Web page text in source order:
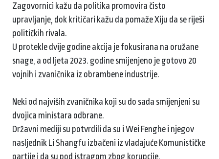
Zagovornici kažu da politika promovira čisto
upravljanje, dok kritičari kažu da pomaže Xiju da se riješi
političkih rivala.
U protekle dvije godine akcija je fokusirana na oružane
snage, a od ljeta 2023. godine smijenjeno je gotovo 20
vojnih i zvaničnika iz obrambene industrije.
Neki od najviših zvaničnika koji su do sada smijenjeni su
dvojica ministara odbrane.
Državni mediji su potvrdili da su i Wei Fenghe i njegov
nasljednik Li Shangfu izbačeni iz vladajuće Komunističke
partije i da su pod istragom zbog korupcije.